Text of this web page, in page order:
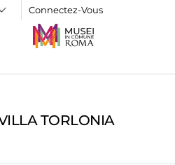
Connectez-Vous
TORLONIA